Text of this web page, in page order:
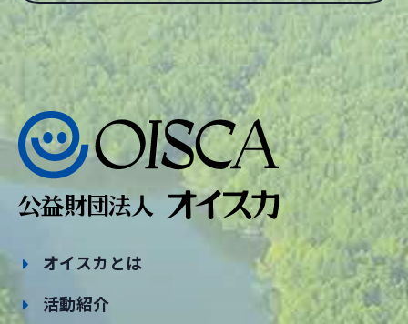
オイスカとは
活動紹介